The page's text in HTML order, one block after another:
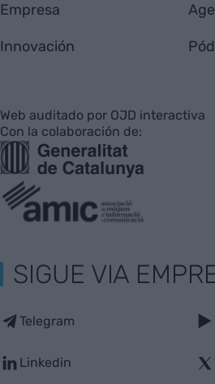
Empresa
Innovación
Web auditado por OJD interactiva
Con la colaboración de:
SIGUE VIA
Telegram
Linkedin